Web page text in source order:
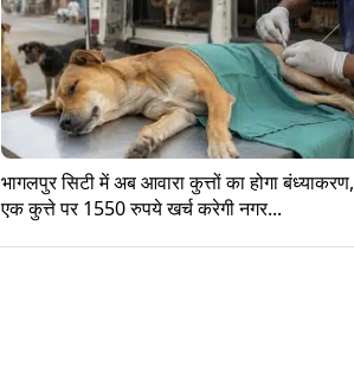
भागलपुर सिटी में अब आवारा कुत्तों का होगा बंध्याकरण,
एक कुत्ते पर 1550 रुपये खर्च करेगी नगर...